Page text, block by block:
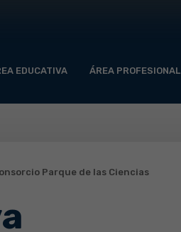
EDUCATIVA ÁREA PROFESIONAL
Parque de las Ciencias